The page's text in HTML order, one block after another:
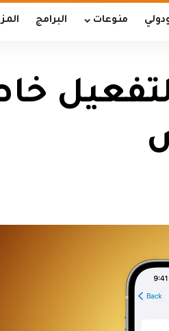
منوعات البرامج
لتفعيل